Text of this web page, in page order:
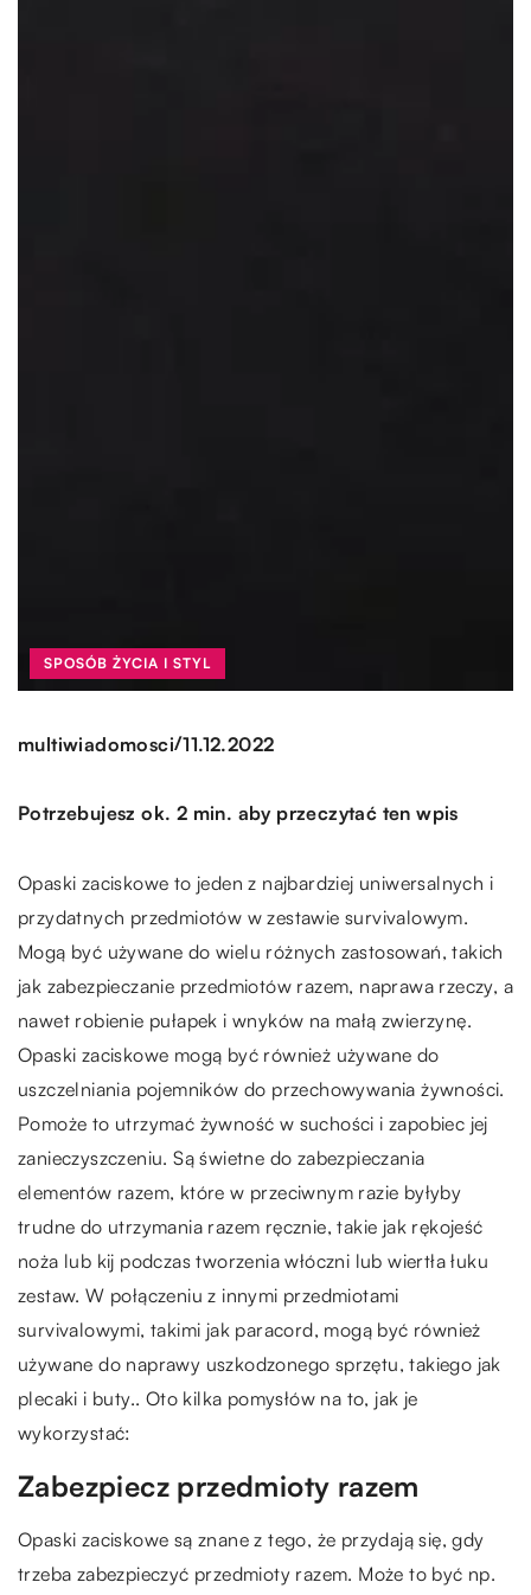
SPOSÓB ŻYCIA I STYL
multiwiadomosci/11.12.2022
Potrzebujesz ok. 2 min. aby przeczytać ten wpis
Opaski zaciskowe to jeden z najbardziej uniwersalnych i
przydatnych przedmiotów w zestawie survivalowym.
Mogą być używane do wielu różnych zastosowań, takich
jak zabezpieczanie przedmiotów razem, naprawa rzeczy, a
nawet robienie pułapek i wnyków na małą zwierzynę.
Opaski zaciskowe mogą być również używane do
uszczelniania pojemników do przechowywania żywności.
Pomoże to utrzymać żywność w suchości i zapobiec jej
zanieczyszczeniu. Są świetne do zabezpieczania
elementów razem, które w przeciwnym razie byłyby
trudne do utrzymania razem ręcznie, takie jak rękojeść
noża lub kij podczas tworzenia włóczni lub wiertła łuku
zestaw. W połączeniu z innymi przedmiotami
survivalowymi, takimi jak paracord, mogą być również
używane do naprawy uszkodzonego sprzętu, takiego jak
plecaki i buty.. Oto kilka pomysłów na to, jak je
wykorzystać:
Zabezpiecz przedmioty razem
Opaski zaciskowe są znane z tego, że przydają się, gdy
trzeba zabezpieczyć przedmioty razem. Może to być np.